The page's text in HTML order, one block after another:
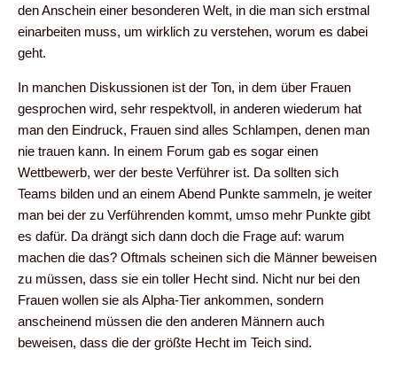
den Anschein einer besonderen Welt, in die man sich erstmal
einarbeiten muss, um wirklich zu verstehen, worum es dabei
geht.
In manchen Diskussionen ist der Ton, in dem über Frauen
gesprochen wird, sehr respektvoll, in anderen wiederum hat
man den Eindruck, Frauen sind alles Schlampen, denen man
nie trauen kann. In einem Forum gab es sogar einen
Wettbewerb, wer der beste Verführer ist. Da sollten sich
Teams bilden und an einem Abend Punkte sammeln, je weiter
man bei der zu Verführenden kommt, umso mehr Punkte gibt
es dafür. Da drängt sich dann doch die Frage auf: warum
machen die das? Oftmals scheinen sich die Männer beweisen
zu müssen, dass sie ein toller Hecht sind. Nicht nur bei den
Frauen wollen sie als Alpha-Tier ankommen, sondern
anscheinend müssen die den anderen Männern auch
beweisen, dass die der größte Hecht im Teich sind.